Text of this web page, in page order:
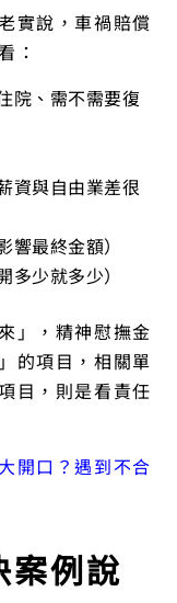
實說，車禍賠償
：
院、需不需要復
資與自由業差很
最終金額）
少就多少）
」，精神慰撫金
的項目，相關單
目，則是看責任
開口？遇到不合
案例說